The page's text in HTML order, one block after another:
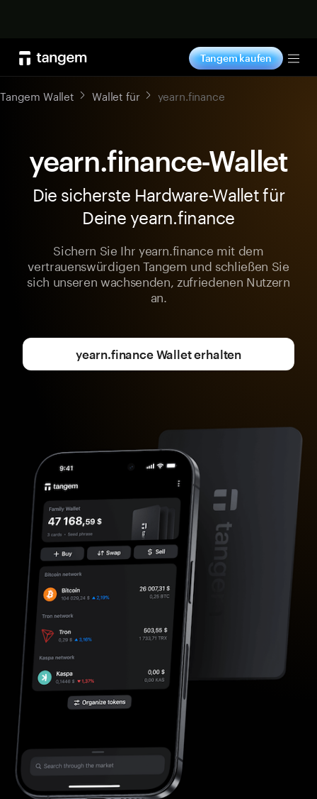
Tangem kaufen
Tangem Wallet Wallet für yearn.finance
yearn.finance-Wallet
Die sicherste Hardware-Wallet für
Deine yearn.finance
Sichern Sie Ihr yearn.finance mit dem
vertrauenswürdigen Tangem und schließen Sie
sich unseren wachsenden, zufriedenen Nutzern
an.
yearn.finance Wallet erhalten